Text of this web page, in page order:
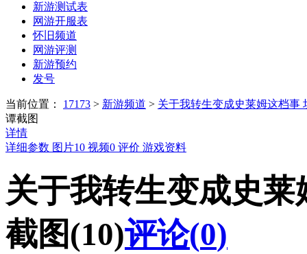
新游测试表
网游开服表
怀旧频道
网游评测
新游预约
发号
当前位置： 17173 > 新游频道 > 关于我转生变成史莱姆这档事
谭截图
详情
详细参数 图片10 视频0 评价 游戏资料
关于我转生变成史
截图(10)评论(0)